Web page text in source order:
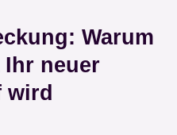
Warum
Ihr neuer